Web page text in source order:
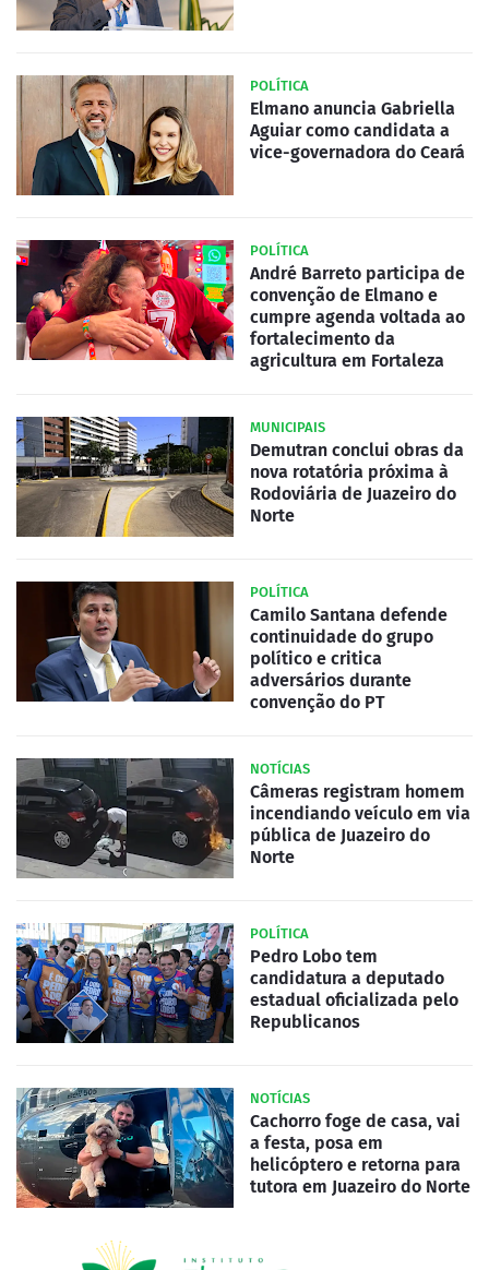
POLÍTICA
Elmano anuncia Gabriella
Aguiar como candidata a
vice-governadora do Ceará
POLÍTICA
André Barreto participa de
convenção de Elmano e
cumpre agenda voltada ao
fortalecimento da
agricultura em Fortaleza
MUNICIPAIS
Demutran conclui obras da
nova rotatória próxima à
Rodoviária de Juazeiro do
Norte
POLÍTICA
Camilo Santana defende
continuidade do grupo
político e critica
adversários durante
convenção do PT
NOTÍCIAS
Câmeras registram homem
incendiando veículo em via
pública de Juazeiro do
Norte
POLÍTICA
Pedro Lobo tem
candidatura a deputado
estadual oficializada pelo
Republicanos
NOTÍCIAS
Cachorro foge de casa, vai
a festa, posa em
helicóptero e retorna para
tutora em Juazeiro do Norte